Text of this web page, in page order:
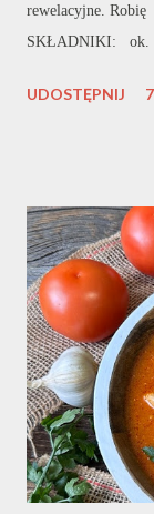
rewelacyjne. Robię
SKŁADNIKI: ok.
czosnek natka
mięsa dodaję
bułkę tartą oraz
mieszam lub
tartej. Do mojego
wywaru. Każdy
gorący wrzucam
UDOSTĘPNIJ